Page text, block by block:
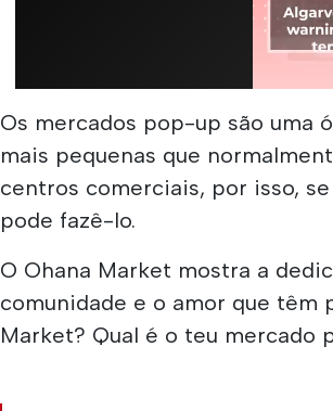
Os mercados pop-up são uma
mais pequenas que
centros comerciais, por isso,
pode fazê-lo.
O Ohana Market mostra a
comunidade e o amor que têm
Market? Qual é o teu mercado